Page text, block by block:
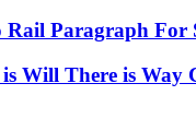
Paragraph For
Will There is Way